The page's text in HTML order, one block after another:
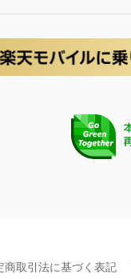
商取引法に基づく表記